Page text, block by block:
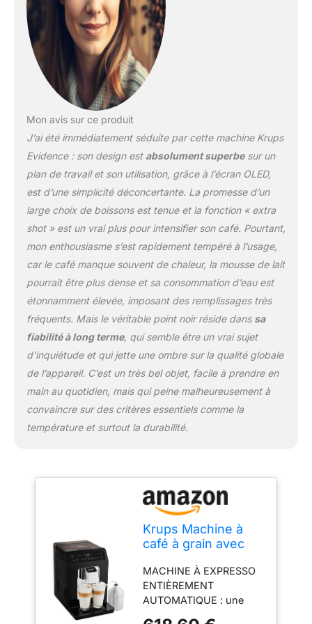
y compris le cappuccino
One-Touch, l'espresso
aromatique classique, le
latte et une gamme
complète de tous vos
favoris FONCTION
préférée en y ajoutant un
shot d'espresso grâce à
la fonction Extra Shot, la
fonction Dark permet
d'obtenir un espresso
encore plus robuste et
intense REPARABILITE 15
ANS AU JUSTE PRIX :
engagement de
réparabilité 15 ans au
juste prix grâce à notre
réseau de 6200
réparateurs dans le
monde, pour contribuer
à la protection de
l’environnement et à la
réduction des déchets
TECHNOLOGIE LAIT
mousse riche et
crémeuse directement
seule touche BUSE
VAPEUR AUTOMATIQUE
: cycle de rinçage pour
un entretien facile et des
performances durables
ECRAN LED NATUREL ET
INTUITIF : ainsi que des
commandes tactiles pour
une interface simple et
conviviale CONCEPTION
PRATIQUE : Avec un
Mon avis sur ce produit
J’ai été immédiatement séduite par cette machine Krups
Evidence : son design est absolument superbesur un
plan de travail et son utilisation, grâce à l’écran OLED,
est d’une simplicité déconcertante. La promesse d’un
large choix de boissons est tenue et la fonction « extra
shot » est un vrai plus pour intensifier son café. Pourtant,
mon enthousiasme s’est rapidement tempéré à l’usage,
car le café manque souvent de chaleur, la mousse de lait
pourrait être plus dense et sa consommation d’eau est
étonnamment élevée, imposant des remplissages très
fréquents. Mais le véritable point noir réside dans sa
fiabilité à long terme, qui semble être un vrai sujet
d’inquiétude et qui jette une ombre sur la qualité globale
de l’appareil. C’est un très bel objet, facile à prendre en
main au quotidien, mais qui peine malheureusement à
convaincre sur des critères essentiels comme la
température et surtout la durabilité.
Krups Machine à
café à grain avec
tasses simultanée,
Ecran OLED, 15
boissons
préenregistrées,
MACHINE À EXPRESSO
ENTIÈREMENT
AUTOMATIQUE : une